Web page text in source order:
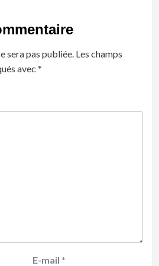
sera pas publiée. Les champs
avec *
E-mail *